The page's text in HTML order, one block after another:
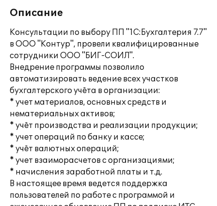
Описание
Консультации по выбору ПП "1С:Бухгалтерия 7.7"
в ООО "Контур", провели квалифицированные
сотрудники ООО "БИГ-СОИЛ".
Внедрение программы позволило
автоматизировать ведение всех участков
бухгалтерского учёта в организации:
* учет материалов, основных средств и
нематериальных активов;
* учёт производства и реализации продукции;
* учет операций по банку и кассе;
* учёт валютных операций;
* учет взаиморасчетов с организациями;
* начисления заработной платы и т.д.
В настоящее время ведется поддержка
пользователей по работе с программой и